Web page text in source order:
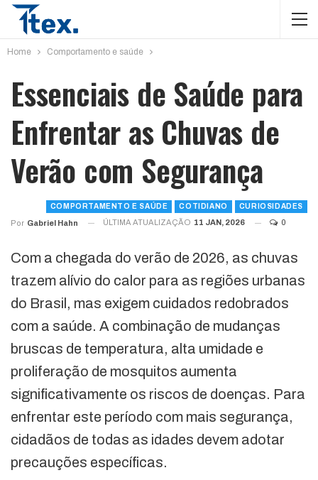
Home Comportamento e saúde
Essenciais de Saúde para
Enfrentar as Chuvas de
Verão com Segurança
COMPORTAMENTO E SAÚDE COTIDIANO CURIOSIDADES
Por Gabriel Hahn ÚLTIMA ATUALIZAÇÃO 11 JAN, 2026 0
Com a chegada do verão de 2026, as chuvas
trazem alívio do calor para as regiões urbanas
do Brasil, mas exigem cuidados redobrados
com a saúde. A combinação de mudanças
bruscas de temperatura, alta umidade e
proliferação de mosquitos aumenta
significativamente os riscos de doenças. Para
enfrentar este período com mais segurança,
cidadãos de todas as idades devem adotar
precauções específicas.